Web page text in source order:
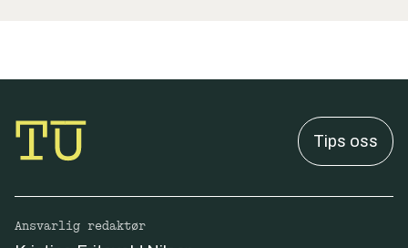
Tips oss
Ansvarlig redaktør